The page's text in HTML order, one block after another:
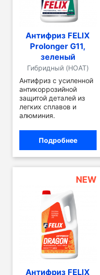
Антифриз FELIX
Prolonger G11,
зеленый
Гибридный (HOAT)
Антифриз с усиленной
антикоррозийной
защитой деталей из
легких сплавов и
алюминия.
Подробнее
NEW
Антифриз FELIX